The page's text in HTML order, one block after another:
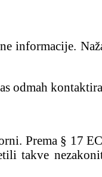
informacije.
Prema § 17
takve